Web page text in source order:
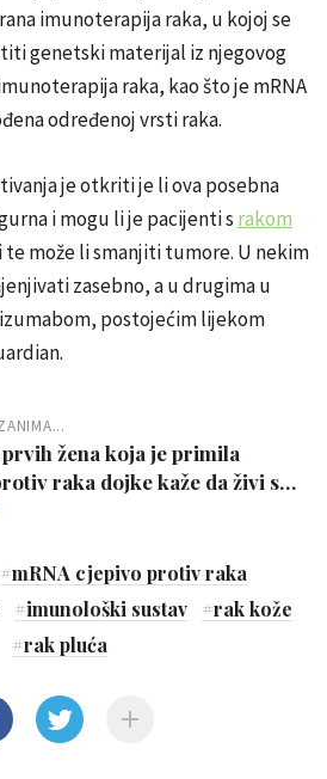
imunoterapija raka, u kojoj se
genetski materijal iz njegovog
raka, kao što je mRNA
određenoj vrsti raka.
je otkriti je li ova posebna
i mogu li je pacijenti s rakom
može li smanjiti tumore. U nekim
​​zasebno, a u drugima u
postojećim lijekom
prvih žena koja je primila
raka dojke kaže da živi s
#mRNA cjepivo protiv raka
#imunološki sustav #rak kože
#rak pluća